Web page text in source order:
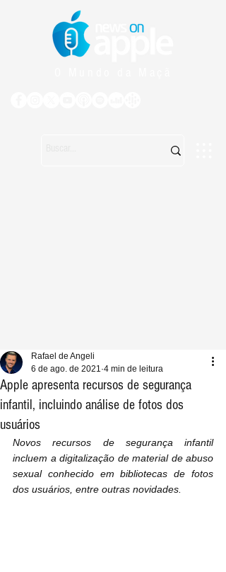
Apple apresenta recursos de segurança
infantil, incluindo análise de fotos dos
usuários
Rafael de Angeli
6 de ago. de 2021 4 min de leitura
Novos recursos de segurança infantil
incluem a digitalização de material de abuso
sexual conhecido em bibliotecas de fotos
dos usuários, entre outras novidades.